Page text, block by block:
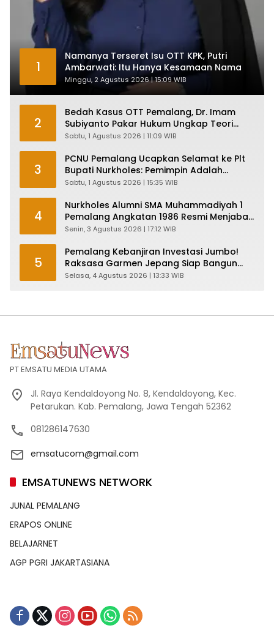
1
Namanya Terseret Isu OTT KPK, Putri
Ambarwati: Itu Hanya Kesamaan Nama
Minggu, 2 Agustus 2026 | 15:09 WIB
2
Bedah Kasus OTT Pemalang, Dr. Imam
Subiyanto Pakar Hukum Ungkap Teori
Penyertaan KPK
Sabtu, 1 Agustus 2026 | 11:09 WIB
3
PCNU Pemalang Ucapkan Selamat ke Plt
Bupati Nurkholes: Pemimpin Adalah
Pelayan Rakyat!
Sabtu, 1 Agustus 2026 | 15:35 WIB
4
Nurkholes Alumni SMA Muhammadiyah 1
Pemalang Angkatan 1986 Resmi Menjabat
Plt Bupati, Inilah Pesan Ketua Asmam 86
Senin, 3 Agustus 2026 | 17:12 WIB
5
Pemalang Kebanjiran Investasi Jumbo!
Raksasa Garmen Jepang Siap Bangun
Pabrik dan Serap Ribuan Tenaga Kerja
Selasa, 4 Agustus 2026 | 13:33 WIB
PT EMSATU MEDIA UTAMA
Jl. Raya Kendaldoyong No. 8, Kendaldoyong, Kec.
Petarukan. Kab. Pemalang, Jawa Tengah 52362
081286147630
emsatucom@gmail.com
EMSATUNEWS NETWORK
JUNAL PEMALANG
ERAPOS ONLINE
BELAJARNET
AGP PGRI JAKARTASIANA